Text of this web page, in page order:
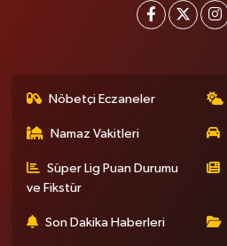
Nöbetçi Eczaneler
Namaz Vakitleri
Süper Lig Puan Durumu
ve Fikstür
Son Dakika Haberleri